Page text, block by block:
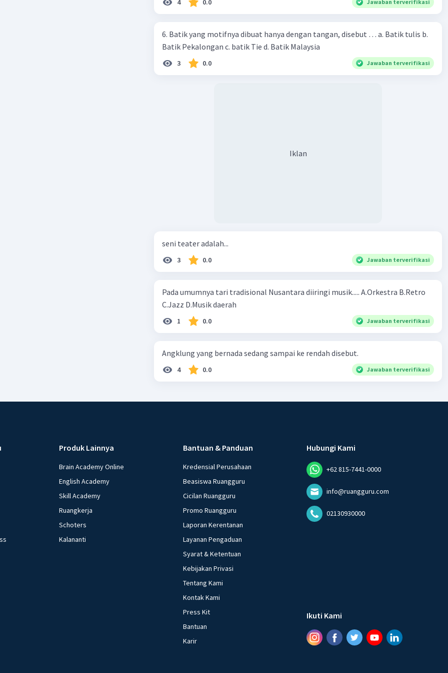
tersebut.
3. Biasanya menggunakan alat musik khas daerah tersebut.
4. Melodi dan ritme lagu biasanya khas dan mencerminkan ciri khas
daerah tersebut.
telah turun-temurun. Ciri-ciri lagu tradisional dan lagu daerah juga
4 0.0 Jawaban terverifikasi
6. Batik yang motifnya dibuat hanya dengan tangan, disebut … a. Batik tulis b.
Batik Pekalongan c. batik Tie d. Batik Malaysia
3 0.0 Jawaban terverifikasi
Iklan
seni teater adalah...
3 0.0 Jawaban terverifikasi
Pada umumnya tari tradisional Nusantara diiringi musik..... A.Orkestra B.Retro
C.Jazz D.Musik daerah​
1 0.0 Jawaban terverifikasi
Angklung yang bernada sedang sampai ke rendah disebut.
4 0.0 Jawaban terverifikasi
Produk Lainnya
Brain Academy Online
English Academy
Skill Academy
Ruangkerja
Schoters
Kalananti
Bantuan & Panduan
Kredensial Perusahaan
Beasiswa Ruangguru
Cicilan Ruangguru
Promo Ruangguru
Laporan Kerentanan
Layanan Pengaduan
Syarat & Ketentuan
Kebijakan Privasi
Tentang Kami
Kontak Kami
Press Kit
Bantuan
Karir
Hubungi Kami
+62 815-7441-0000
info@ruangguru.com
02130930000
Ikuti Kami